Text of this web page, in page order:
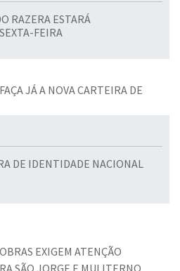
RAZERA ESTARÁ
FEIRA
DE IDENTIDADE NACIONAL